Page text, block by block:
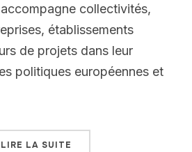
collectivités,
établissements
de projets dans leur
politiques européennes et
LIRE LA SUITE